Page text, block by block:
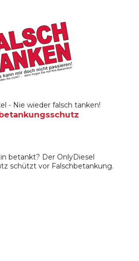
- Nie wieder falsch tanken!
betankt? Der OnlyDiesel
schützt vor Falschbetankung.